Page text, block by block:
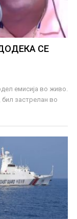
СЕ
емисија во живо.
застрелан во